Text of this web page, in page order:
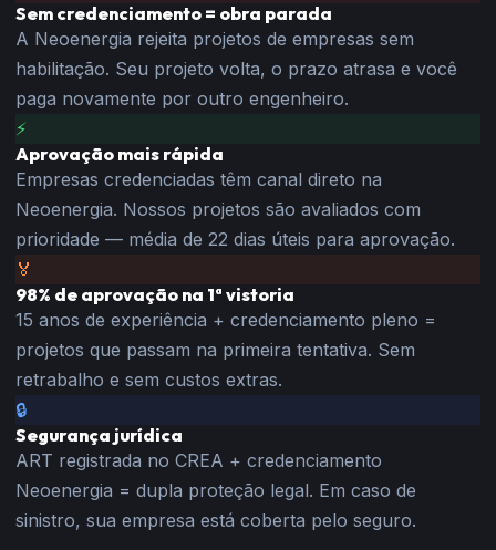
Sem credenciamento = obra parada
A Neoenergia rejeita projetos de empresas sem
habilitação. Seu projeto volta, o prazo atrasa e você
paga novamente por outro engenheiro.
⚡
Aprovação mais rápida
Empresas credenciadas têm canal direto na
Neoenergia. Nossos projetos são avaliados com
prioridade — média de 22 dias úteis para aprovação.
🏅
98% de aprovação na 1ª vistoria
15 anos de experiência + credenciamento pleno =
projetos que passam na primeira tentativa. Sem
retrabalho e sem custos extras.
🔒
Segurança jurídica
ART registrada no CREA + credenciamento
Neoenergia = dupla proteção legal. Em caso de
sinistro, sua empresa está coberta pelo seguro.